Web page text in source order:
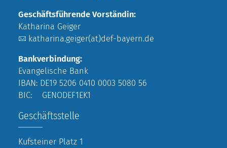
Geschäftsführende Vorständin:
Katharina Geiger
katharina.geiger(at)def-bayern.de
Bankverbindung:
Evangelische Bank
IBAN: DE19 5206 0410 0003 5080 56
BIC: GENODEF1EK1
Geschäftsstelle
Kufsteiner Platz 1